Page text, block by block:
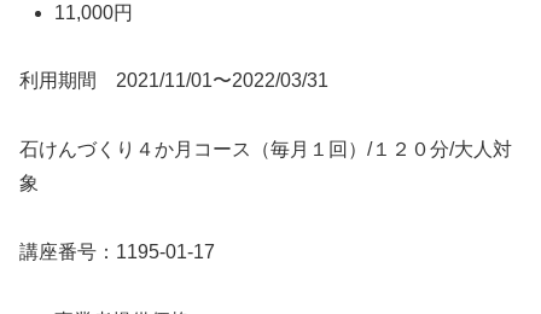
11,000円
利用期間 2021/11/01〜2022/03/31
石けんづくり４か月コース（毎月１回）/１２０分/大人対
象
講座番号：1195-01-17